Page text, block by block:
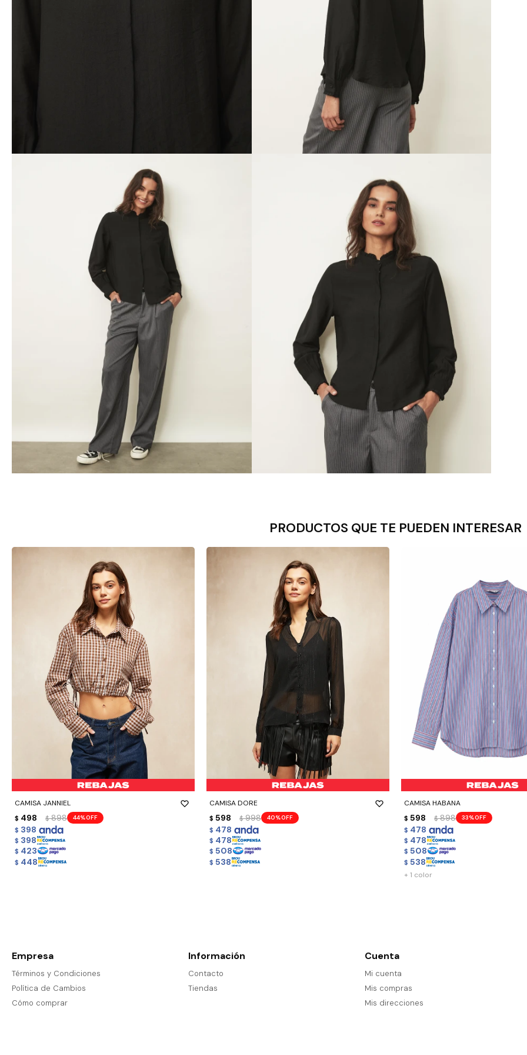
PRODUCTOS QUE TE PUEDEN INTERESAR
CAMISA JANNIEL
$ 498 $ 898 44
$ 398
$ 398
$ 423
$ 448
- +
CAMISA DORE
$ 598 $ 998 40
$ 478
$ 478
$ 508
$ 538
- +
CAMISA HABANA
$ 598 $ 898 33
$ 478
$ 478
$ 508
$ 538
- +
+ 1 color
Empresa
Términos y Condiciones
Política de Cambios
Cómo comprar
Información
Contacto
Tiendas
Cuenta
Mi cuenta
Mis compras
Mis direcciones